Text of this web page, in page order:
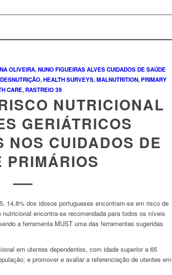
OLIVEIRA,NUNO FIGUEIRAS ALVESCUIDADOS DE SAÚDE
DESNUTRIÇÃO,HEALTH SURVEYS,MALNUTRITION,PRIMARY
CARE, RASTREIO39
NUTRICIONAL
GERIÁTRICOS
NOS CUIDADOS DE
PRIMÁRIOS
14,8% dos idosos portugueses encontram-se em risco de
encontra-se recomendada para todos os níveis
a ferramenta MUST uma das ferramentas sugeridas
em utentes dependentes, com idade superior a 65
e promover e avaliar a referenciação de utentes em